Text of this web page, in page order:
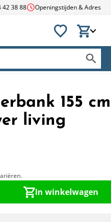
42 38 88scheduleOpeningstijden & Adres
155 cm
living
In winkelwagen